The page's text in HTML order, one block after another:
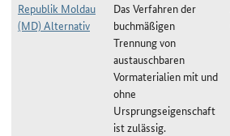
Republik Moldau
(MD) Alternativ
Das Verfahren der
buchmäßigen
Trennung von
austauschbaren
Vormaterialien mit und
ohne
Ursprungseigenschaft
ist zulässig.